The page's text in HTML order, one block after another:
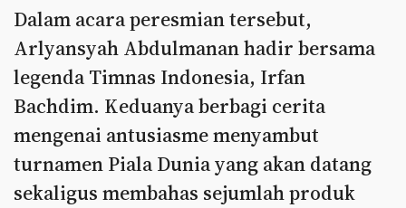
Dalam acara peresmian tersebut,
Arlyansyah Abdulmanan hadir bersama
legenda Timnas Indonesia, Irfan
Bachdim. Keduanya berbagi cerita
mengenai antusiasme menyambut
turnamen Piala Dunia yang akan datang
sekaligus membahas sejumlah produk